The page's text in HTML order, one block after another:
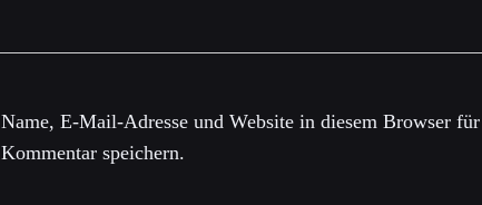
Name, E-Mail-Adresse und Website in diesem Browser
Kommentar speichern.